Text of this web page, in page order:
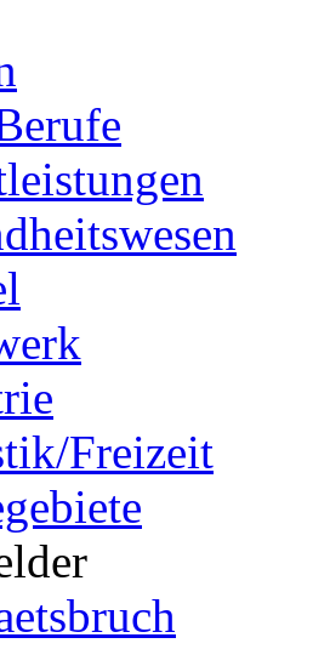
Freizeit